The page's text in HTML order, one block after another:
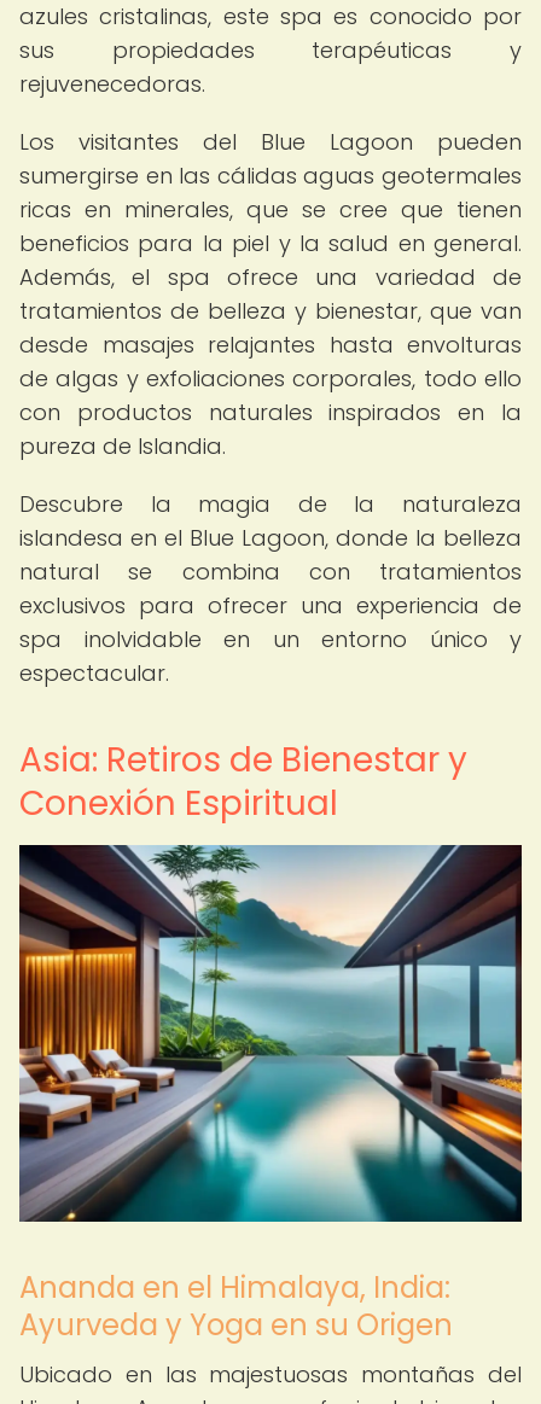
azules cristalinas, este spa es conocido por
sus propiedades terapéuticas y
rejuvenecedoras.
Los visitantes del Blue Lagoon pueden
sumergirse en las cálidas aguas geotermales
ricas en minerales, que se cree que tienen
beneficios para la piel y la salud en general.
Además, el spa ofrece una variedad de
tratamientos de belleza y bienestar, que van
desde masajes relajantes hasta envolturas
de algas y exfoliaciones corporales, todo ello
con productos naturales inspirados en la
pureza de Islandia.
Descubre la magia de la naturaleza
islandesa en el Blue Lagoon, donde la belleza
natural se combina con tratamientos
exclusivos para ofrecer una experiencia de
spa inolvidable en un entorno único y
espectacular.
Asia: Retiros de Bienestar y
Conexión Espiritual
Ananda en el Himalaya, India:
Ayurveda y Yoga en su Origen
Ubicado en las majestuosas montañas del